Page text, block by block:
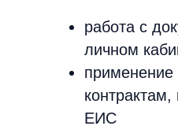
работа с
личном
ЕИС